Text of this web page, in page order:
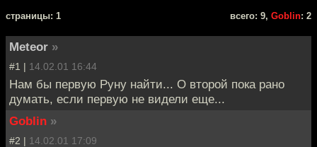
cтраницы: 1 всего: 9, Goblin: 2
Meteor »
#1 | 14.02.01 16:44
Нам бы первую Руну найти... О второй пока рано
думать, если первую не видели еще...
Goblin »
#2 | 14.02.01 17:09